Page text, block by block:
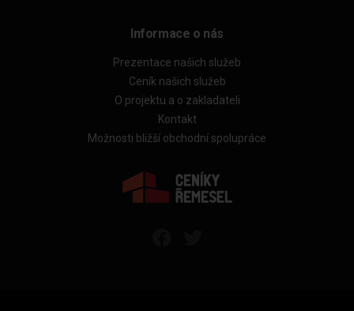
Informace o nás
Prezentace našich služeb
Ceník našich služeb
O projektu a o zakladateli
Kontakt
Možnosti bližší obchodní spolupráce